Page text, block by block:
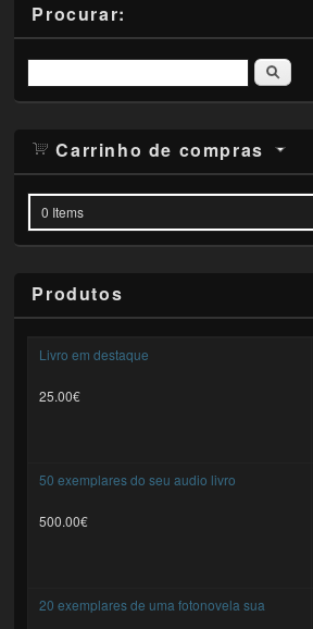
Procurar:
Pesquisar
Carrinho de compras
0 Items
Produtos
Livro em destaque
25.00€
50 exemplares do seu audio livro
500.00€
20 exemplares de uma fotonovela sua